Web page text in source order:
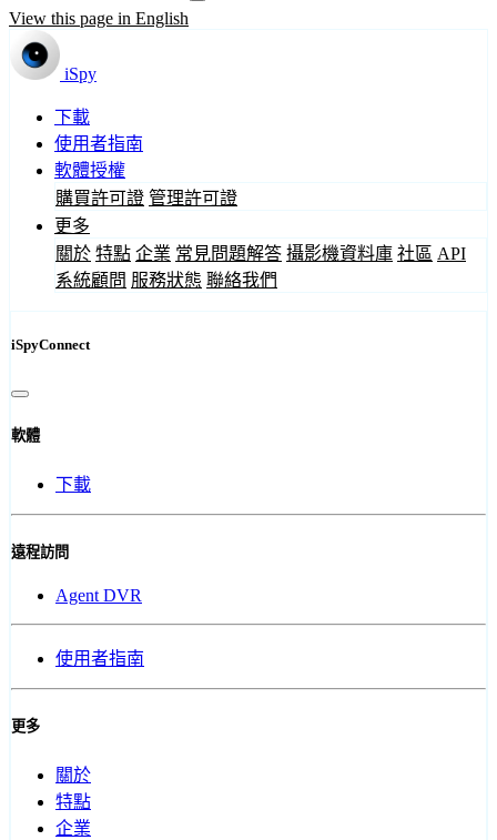
View this page in English
iSpy
下載
使用者指南
軟體授權
購買許可證 管理許可證
更多
關於 特點 企業 常見問題解答 攝影機資料庫 社區 API
系統顧問 服務狀態 聯絡我們
iSpyConnect
軟體
下載
遠程訪問
Agent DVR
使用者指南
更多
關於
特點
企業